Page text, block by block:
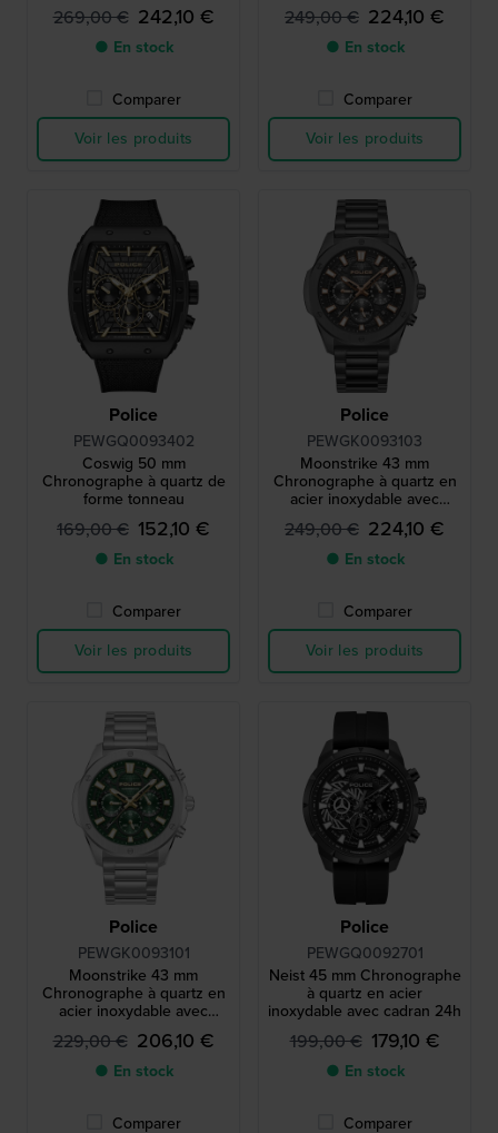
269,00 € 242,10 €
● En stock
Comparer
Voir les produits
249,00 € 224,10 €
● En stock
Comparer
Voir les produits
Police
PEWGQ0093402
Coswig 50 mm
Chronographe à quartz de
forme tonneau
169,00 € 152,10 €
● En stock
Comparer
Voir les produits
Police
PEWGK0093103
Moonstrike 43 mm
Chronographe à quartz en
acier inoxydable avec
cadran 24h
249,00 € 224,10 €
● En stock
Comparer
Voir les produits
Police
PEWGK0093101
Moonstrike 43 mm
Chronographe à quartz en
acier inoxydable avec
cadran 24h
229,00 € 206,10 €
● En stock
Comparer
Police
PEWGQ0092701
Neist 45 mm Chronographe
à quartz en acier
inoxydable avec cadran 24h
199,00 € 179,10 €
● En stock
Comparer